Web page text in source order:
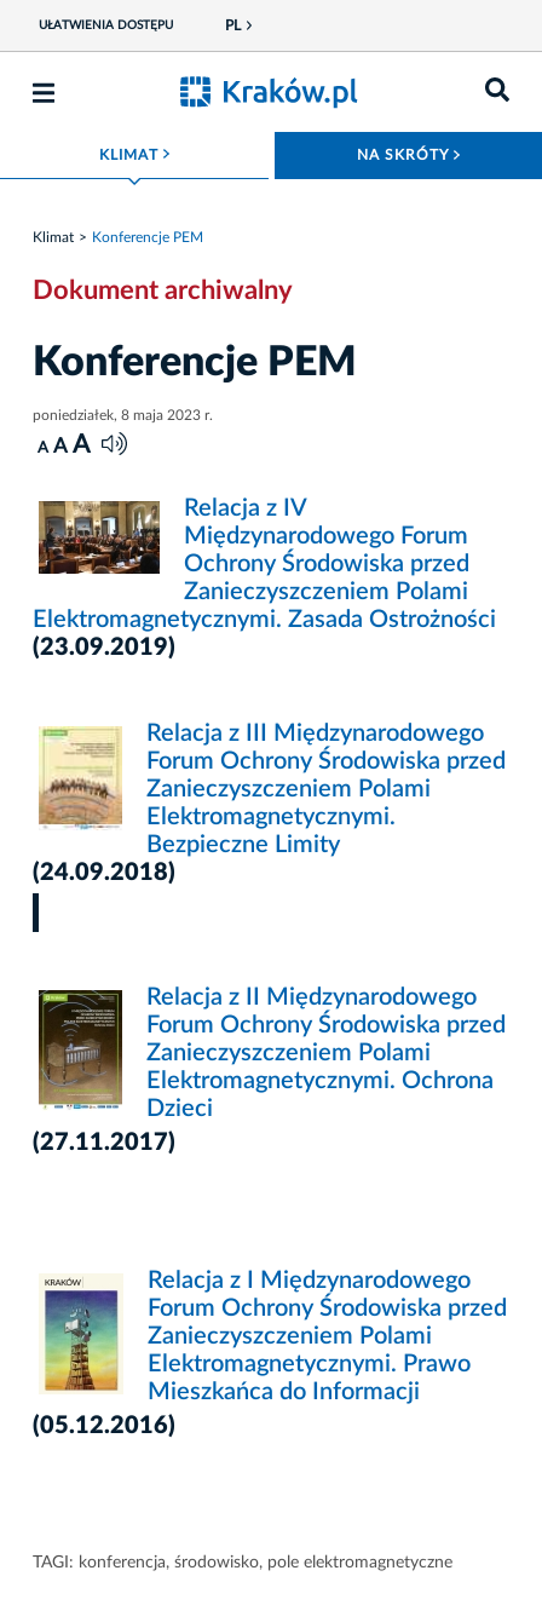
UŁATWIENIA DOSTĘPU PL
KLIMAT ROZWIŃ MENU NA SKRÓTY
Klimat Konferencje PEM
Dokument archiwalny
Konferencje PEM
poniedziałek, 8 maja 2023 r.
A A A
Relacja z IV
Międzynarodowego Forum
Ochrony Środowiska przed
Zanieczyszczeniem Polami
Elektromagnetycznymi. Zasada Ostrożności
(23.09.2019)
Relacja z III Międzynarodowego
Forum Ochrony Środowiska przed
Zanieczyszczeniem Polami
Elektromagnetycznymi.
Bezpieczne Limity
(24.09.2018)
Relacja z II Międzynarodowego
Forum Ochrony Środowiska przed
Zanieczyszczeniem Polami
Elektromagnetycznymi. Ochrona
Dzieci
(27.11.2017)
Relacja z I Międzynarodowego
Forum Ochrony Środowiska przed
Zanieczyszczeniem Polami
Elektromagnetycznymi. Prawo
Mieszkańca do Informacji
(05.12.2016)
TAGI: konferencja, środowisko, pole elektromagnetyczne